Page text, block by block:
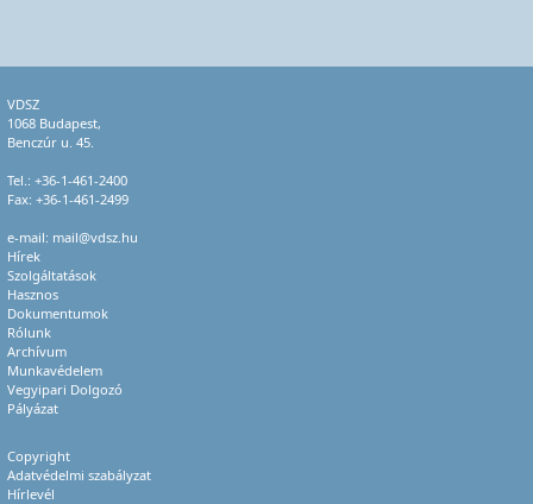
VDSZ
1068 Budapest,
Benczúr u. 45.
Tel.: +36-1-461-2400
Fax: +36-1-461-2499
e-mail: mail@vdsz.hu
Hírek
Szolgáltatások
Hasznos
Dokumentumok
Rólunk
Archívum
Munkavédelem
Vegyipari Dolgozó
Pályázat
Copyright
Adatvédelmi szabályzat
Hírlevél